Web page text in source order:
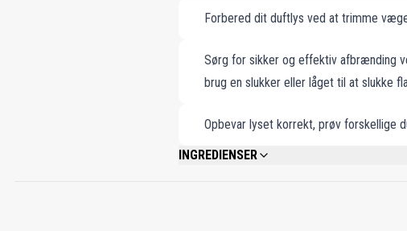
Forbered dit duftlys ved at trimme
Sørg for sikker og effektiv afbrænding
brug en slukker eller låget til at slukke
Opbevar lyset korrekt, prøv forskellige
INGREDIENSER
1-(1,2,3,4,5,6,7,8-OCTAHYDRO-2,3,8,8-
NAPHTHYL)ETHAN-1-ONE AND 1-(1,2,3,5,6,7,8,8A-
NONADIEN-3-OL, ALPHA-PINENE, REACTION